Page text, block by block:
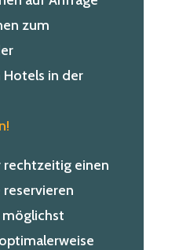
zum
in der
einen
möglichst